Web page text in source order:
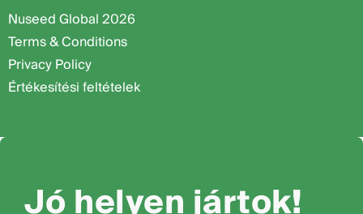
Nuseed Global 2026
Terms & Conditions
Privacy Policy
Értékesítési feltételek